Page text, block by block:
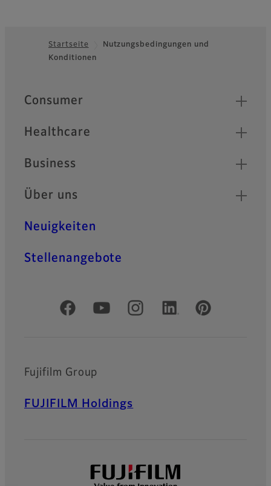
Footer
Startseite
Nutzungsbedingungen und
Konditionen
Quick Links
Consumer
Healthcare
Business
Über uns
Neuigkeiten
Stellenangebote
Offizielle soziale Medien
Fujifilm Group
FUJIFILM Holdings